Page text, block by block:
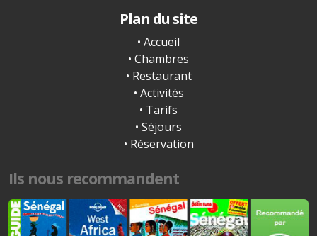
Ils nous recommandent
Plan du site
• Accueil
• Chambres
• Restaurant
• Activités
• Tarifs
• Séjours
• Réservation